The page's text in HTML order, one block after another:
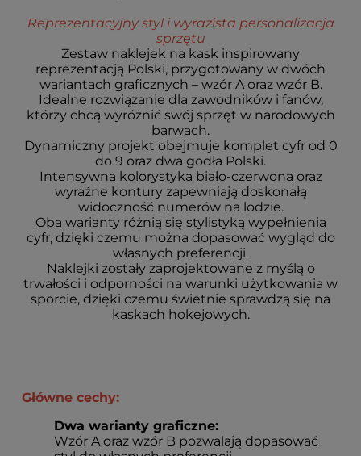
Reprezentacyjny styl i wyrazista personalizacja
sprzętu
Zestaw naklejek na kask inspirowany
reprezentacją Polski, przygotowany w dwóch
wariantach graficznych – wzór A oraz wzór B.
Idealne rozwiązanie dla zawodników i fanów,
którzy chcą wyróżnić swój sprzęt w narodowych
barwach.
Dynamiczny projekt obejmuje komplet cyfr od 0
do 9 oraz dwa godła Polski.
Intensywna kolorystyka biało-czerwona oraz
wyraźne kontury zapewniają doskonałą
widoczność numerów na lodzie.
Oba warianty różnią się stylistyką wypełnienia
cyfr, dzięki czemu można dopasować wygląd do
własnych preferencji.
Naklejki zostały zaprojektowane z myślą o
trwałości i odporności na warunki użytkowania w
sporcie, dzięki czemu świetnie sprawdzą się na
kaskach hokejowych.
Główne cechy:
Dwa warianty graficzne:
Wzór A oraz wzór B pozwalają dopasować